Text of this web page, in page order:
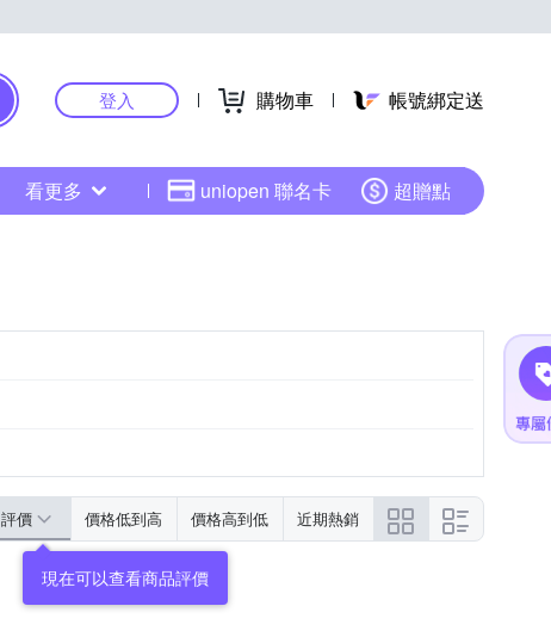
登入 購物車 帳號綁定送
看更多 uniopen 聯名卡 超贈點
評價 價格低到高 價格高到低 近期熱銷
現在可以查看商品評價